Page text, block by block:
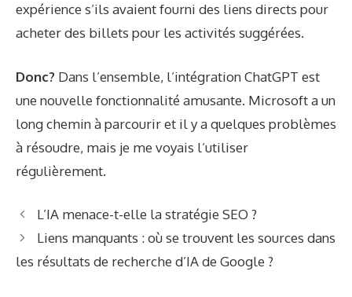
expérience s’ils avaient fourni des liens directs pour
acheter des billets pour les activités suggérées.
Donc? Dans l’ensemble, l’intégration ChatGPT est
une nouvelle fonctionnalité amusante. Microsoft a un
long chemin à parcourir et il y a quelques problèmes
à résoudre, mais je me voyais l’utiliser
régulièrement.
L’IA menace-t-elle la stratégie SEO ?
Liens manquants : où se trouvent les sources dans
les résultats de recherche d’IA de Google ?